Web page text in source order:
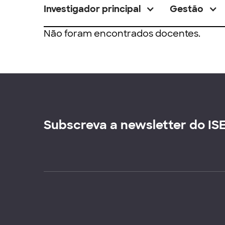
Investigador principal Gestão
Não foram encontrados docentes.
Subscreva a newsletter do